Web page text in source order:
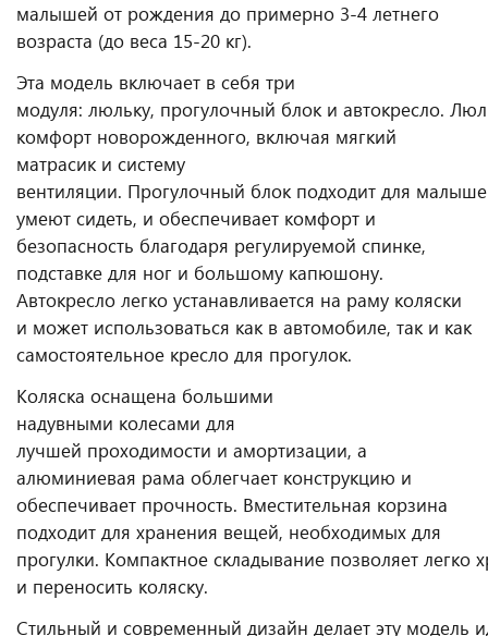
малышей от рождения до примерно 3-4 летнего
возраста (до веса 15-20 кг).
Эта модель включает в себя три
модуля: люльку, прогулочный блок и автокресло.
комфорт новорожденного, включая мягкий
матрасик и систему
вентиляции. Прогулочный блок подходит для
умеют сидеть, и обеспечивает комфорт и
безопасность благодаря регулируемой спинке,
подставке для ног и большому капюшону.
Автокресло легко устанавливается на раму коляски
и может использоваться как в автомобиле, так и как
самостоятельное кресло для прогулок.
Коляска оснащена большими
надувными колесами для
лучшей проходимости и амортизации, а
алюминиевая рама облегчает конструкцию и
обеспечивает прочность. Вместительная корзина
подходит для хранения вещей, необходимых для
прогулки. Компактное складывание позволяет легко
и переносить коляску.
Стильный и современный дизайн делает эту модель